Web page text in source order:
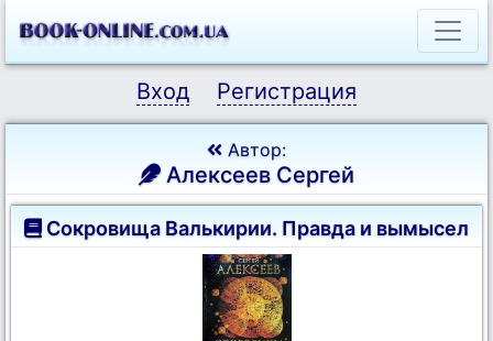
Вход Регистрация
Автор:
Алексеев Сергей
Сокровища Валькирии. Правда и вымысел